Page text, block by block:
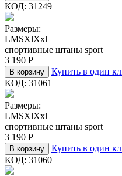
КОД: 31249
Размеры:
LMSXlXxl
спортивные штаны sport
3 190 Р
В корзину
Купить в один
КОД: 31061
Размеры:
LMSXlXxl
спортивные штаны sport
3 190 Р
В корзину
Купить в один
КОД: 31060